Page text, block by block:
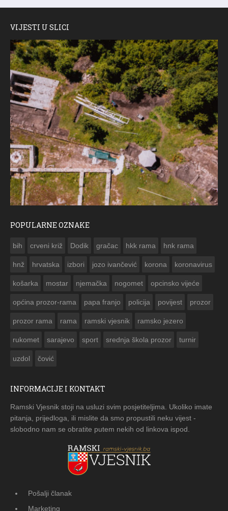
VIJESTI U SLICI
POPULARNE OZNAKE
bih crveni križ Dodik gračac hkk rama hnk rama
hnž hrvatska izbori jozo ivančević korona koronavirus
košarka mostar njemačka nogomet opcinsko vijeće
općina prozor-rama papa franjo policija povijest prozor
prozor rama rama ramski vjesnik ramsko jezero
rukomet sarajevo sport srednja škola prozor turnir
uzdol čović
INFORMACIJE I KONTAKT
Ramski Vjesnik stoji na usluzi svim posjetiteljima. Ukoliko imate
pitanja, prijedloga, ili mislite da smo propustili neku vijest -
slobodno nam se obratite putem nekih od linkova ispod.
Pošalji članak
Marketing